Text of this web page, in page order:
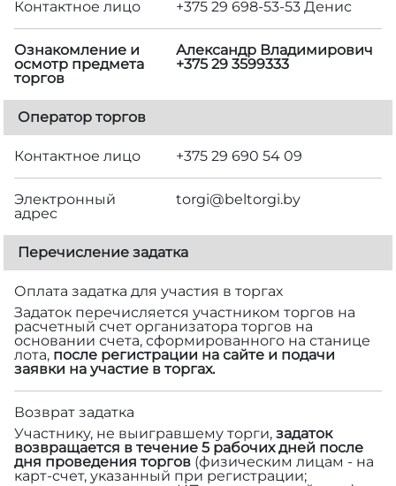
Контактное лицо +375 29 698-53-53 Денис
Ознакомление и
осмотр предмета
торгов
Александр Владимирович
+375 29 3599333
Оператор торгов
Контактное лицо +375 29 690 54 09
Электронный
адрес
torgi@beltorgi.by
Перечисление задатка
Оплата задатка для участия в торгах
Задаток перечисляется участником торгов на
расчетный счет организатора торгов на
основании счета, сформированного на станице
лота, после регистрации на сайте и подачи
заявки на участие в торгах.
Возврат задатка
Участнику, не выигравшему торги, задаток
возвращается в течение 5 рабочих дней после
дня проведения торгов (физическим лицам - на
карт-счет, указанный при регистрации;